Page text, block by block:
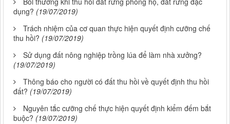
dụng? (19/07/2019)
Trách nhiệm của cơ quan thực hiện quyết định cưỡng chế
thu hồi? (19/07/2019)
Sử dụng đất nông nghiệp trồng lúa để làm nhà xưởng?
(19/07/2019)
Thông báo cho người có đất thu hồi về quyết định thu hồi
đất? (19/07/2019)
Nguyên tắc cưỡng chế thực hiện quyết định kiểm đếm bắt
buộc? (19/07/2019)